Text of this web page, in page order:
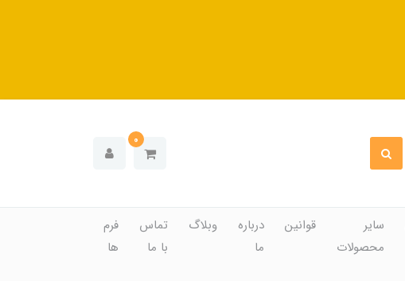
0
سایر
محصولات
قوانین
درباره
ما
وبلاگ
تماس
با ما
فرم
ها